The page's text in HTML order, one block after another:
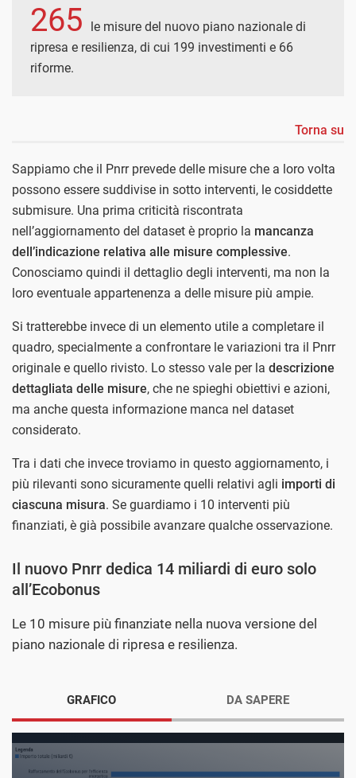
265
le misure del nuovo piano nazionale di
ripresa e resilienza, di cui 199 investimenti e 66
riforme.
Torna su
Sappiamo che il Pnrr prevede delle misure che a loro volta
possono essere suddivise in sotto interventi, le cosiddette
submisure. Una prima criticità riscontrata
nell’aggiornamento del dataset è proprio la mancanza
dell’indicazione relativa alle misure complessive.
Conosciamo quindi il dettaglio degli interventi, ma non la
loro eventuale appartenenza a delle misure più ampie.
Si tratterebbe invece di un elemento utile a completare il
quadro, specialmente a confrontare le variazioni tra il Pnrr
originale e quello rivisto. Lo stesso vale per la descrizione
dettagliata delle misure, che ne spieghi obiettivi e azioni,
ma anche questa informazione manca nel dataset
considerato.
Tra i dati che invece troviamo in questo aggiornamento, i
più rilevanti sono sicuramente quelli relativi agli importi di
ciascuna misura. Se guardiamo i 10 interventi più
finanziati, è già possibile avanzare qualche osservazione.
Il nuovo Pnrr dedica 14 miliardi di euro solo
all’Ecobonus
Le 10 misure più finanziate nella nuova versione del
piano nazionale di ripresa e resilienza.
GRAFICO DA SAPERE